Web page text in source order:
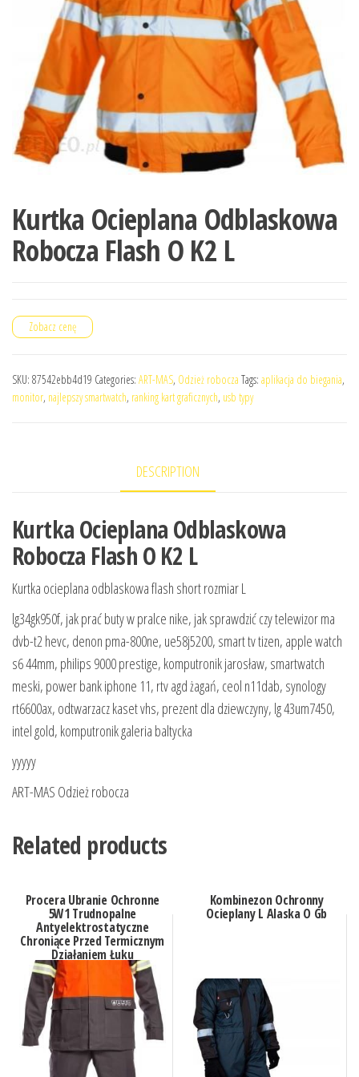
Kurtka Ocieplana Odblaskowa
Robocza Flash O K2 L
Zobacz cenę
SKU: 87542ebb4d19 Categories: ART-MAS, Odzież robocza Tags: aplikacja do biegania,
monitor, najlepszy smartwatch, ranking kart graficznych, usb typy
DESCRIPTION
Kurtka Ocieplana Odblaskowa
Robocza Flash O K2 L
Kurtka ocieplana odblaskowa flash short rozmiar L
lg34gk950f, jak prać buty w pralce nike, jak sprawdzić czy telewizor ma
dvb-t2 hevc, denon pma-800ne, ue58j5200, smart tv tizen, apple watch
s6 44mm, philips 9000 prestige, komputronik jarosław, smartwatch
meski, power bank iphone 11, rtv agd żagań, ceol n11dab, synology
rt6600ax, odtwarzacz kaset vhs, prezent dla dziewczyny, lg 43um7450,
intel gold, komputronik galeria baltycka
yyyyy
ART-MAS Odzież robocza
Related products
Procera Ubranie Ochronne
5W1 Trudnopalne
Antyelektrostatyczne
Chroniące Przed Termicznym
Działaniem Łuku
Elektrycznego Oraz
Chemikaliami Odpowiednie
D
Kombinezon Ochronny
Ocieplany L Alaska O Gb